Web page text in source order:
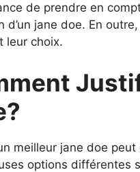
de prendre en
d’un jane doe. En
leur choix.
meilleur jane doe
options différentes